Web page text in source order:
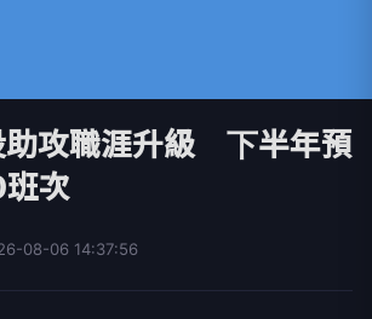
助攻職涯升級 下半年預
次
08-06 14:37:56